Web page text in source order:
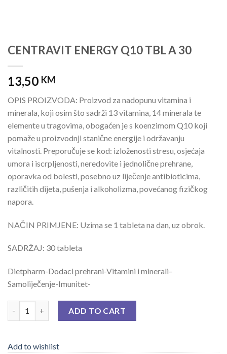
CENTRAVIT ENERGY Q10 TBL A 30
13,50 KM
OPIS PROIZVODA: Proizvod za nadopunu vitamina i
minerala, koji osim što sadrži 13 vitamina, 14 minerala te
elemente u tragovima, obogaćen je s koenzimom Q10 koji
pomaže u proizvodnji stanične energije i održavanju
vitalnosti. Preporučuje se kod: izloženosti stresu, osjećaja
umora i iscrpljenosti, neredovite i jednolične prehrane,
oporavka od bolesti, posebno uz liječenje antibioticima,
različitih dijeta, pušenja i alkoholizma, povećanog fizičkog
napora.
NAČIN PRIMJENE: Uzima se 1 tableta na dan, uz obrok.
SADRŽAJ: 30 tableta
Dietpharm-Dodaci prehrani-Vitamini i minerali–
Samoliječenje-Imunitet-
ADD TO CART
Add to wishlist